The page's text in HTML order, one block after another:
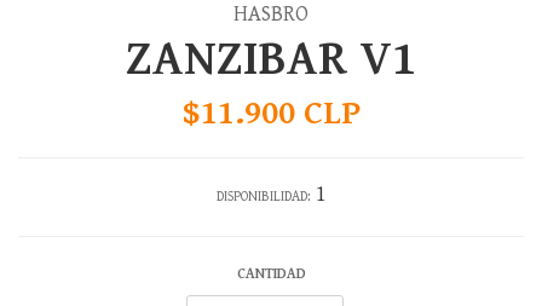
HASBRO
ZANZIBAR V1
$11.900 CLP
DISPONIBILIDAD: 1
CANTIDAD